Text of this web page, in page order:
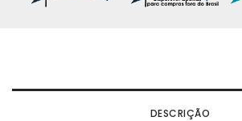
DESCRIÇÃO